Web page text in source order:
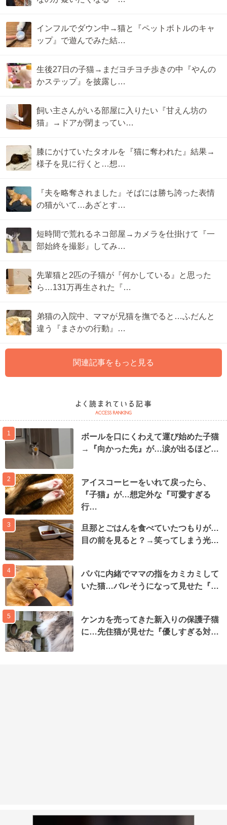
インフルでダウン中→猫と『ペットボトルのキャ
ップ』で遊んでみた結…
生後27日の子猫→まだヨチヨチ歩きの中『やんの
かステップ』を披露し…
飼い主さんがいる部屋に入りたい『甘えん坊の
猫』→ドアが閉まってい…
膝にかけていたタオルを『猫に奪われた』結果→
様子を見に行くと…想…
『夫を略奪されました』そばには勝ち誇った表情
の猫がいて…あざとす…
短時間で荒れるネコ部屋→カメラを仕掛けて『一
部始終を撮影』してみ…
先輩猫と2匹の子猫が『何かしている』と思った
ら…131万再生された『…
弟猫の入院中、ママが兄猫を撫でると…ふだんと
違う『まさかの行動』…
関連記事をもっと見る
1
ボールを口にくわえて運び始めた子猫
→『向かった先』が…涙が出るほど…
2
アイスコーヒーをいれて戻ったら、
『子猫』が…想定外な『可愛すぎる
行…
3
旦那とごはんを食べていたつもりが…
目の前を見ると？→笑ってしまう光…
4
パパに内緒でママの指をカミカミして
いた猫…バレそうになって見せた『…
5
ケンカを売ってきた新入りの保護子猫
に…先住猫が見せた『優しすぎる対…